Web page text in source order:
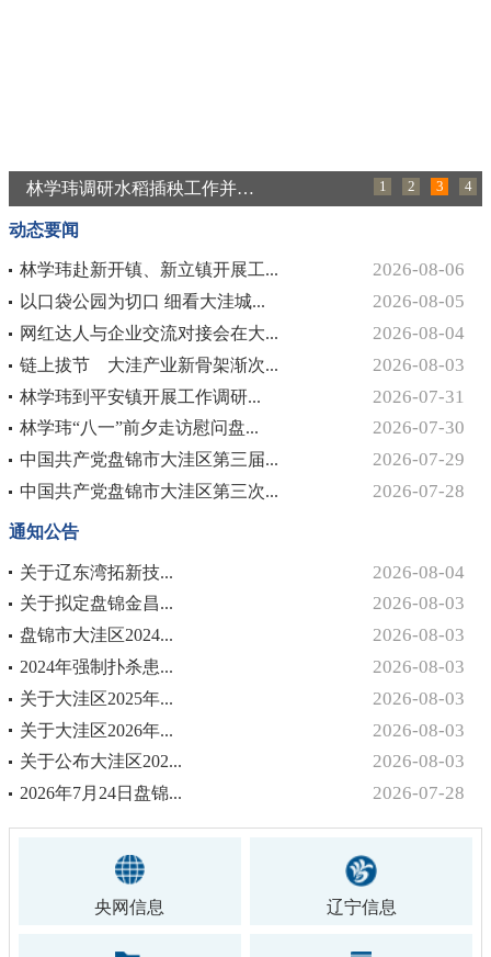
林学玮调研水稻插秧工作并在“六一”... 1 2 3 4
动态要闻
林学玮赴新开镇、新立镇开展工... 2026-08-06
以口袋公园为切口 细看大洼城... 2026-08-05
网红达人与企业交流对接会在大... 2026-08-04
链上拔节 大洼产业新骨架渐次... 2026-08-03
林学玮到平安镇开展工作调研... 2026-07-31
林学玮“八一”前夕走访慰问盘... 2026-07-30
中国共产党盘锦市大洼区第三届... 2026-07-29
中国共产党盘锦市大洼区第三次... 2026-07-28
通知公告
关于辽东湾拓新技... 2026-08-04
关于拟定盘锦金昌... 2026-08-03
盘锦市大洼区2024... 2026-08-03
2024年强制扑杀患... 2026-08-03
关于大洼区2025年... 2026-08-03
关于大洼区2026年... 2026-08-03
关于公布大洼区202... 2026-08-03
2026年7月24日盘锦... 2026-07-28
央网信息 辽宁信息